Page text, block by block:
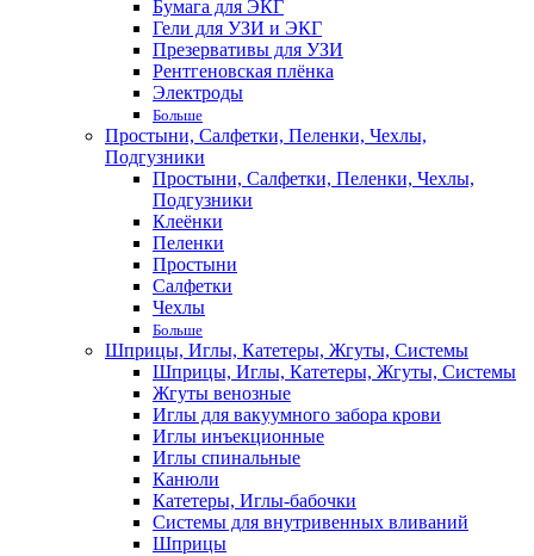
Бумага для ЭКГ
Гели для УЗИ и ЭКГ
Презервативы для УЗИ
Рентгеновская плёнка
Электроды
Больше
Простыни, Салфетки, Пеленки, Чехлы,
Подгузники
Простыни, Салфетки, Пеленки, Чехлы,
Подгузники
Клеёнки
Пеленки
Простыни
Салфетки
Чехлы
Больше
Шприцы, Иглы, Катетеры, Жгуты, Системы
Шприцы, Иглы, Катетеры, Жгуты, Системы
Жгуты венозные
Иглы для вакуумного забора крови
Иглы инъекционные
Иглы спинальные
Канюли
Катетеры, Иглы-бабочки
Системы для внутривенных вливаний
Шприцы